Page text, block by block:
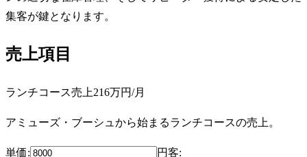
集客が鍵となります。
売上項目
ランチコース売上216万円/月
アミューズ・ブーシュから始まるランチコースの売上。
単価: 円客: